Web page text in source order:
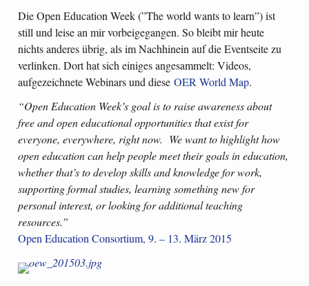
Die Open Education Week (”The world wants to learn”) ist
still und leise an mir vorbeigegangen. So bleibt mir heute
nichts anderes übrig, als im Nachhinein auf die Eventseite zu
verlinken. Dort hat sich einiges angesammelt: Videos,
aufgezeichnete Webinars und dieseOER World Map.
“Open Education Week’s goal is to raise awareness about
free and open educational opportunities that exist for
everyone, everywhere, right now. We want to highlight how
open education can help people meet their goals in education,
whether that’s to develop skills and knowledge for work,
supporting formal studies, learning something new for
personal interest, or looking for additional teaching
resources.”
Open Education Consortium, 9. – 13. März 2015